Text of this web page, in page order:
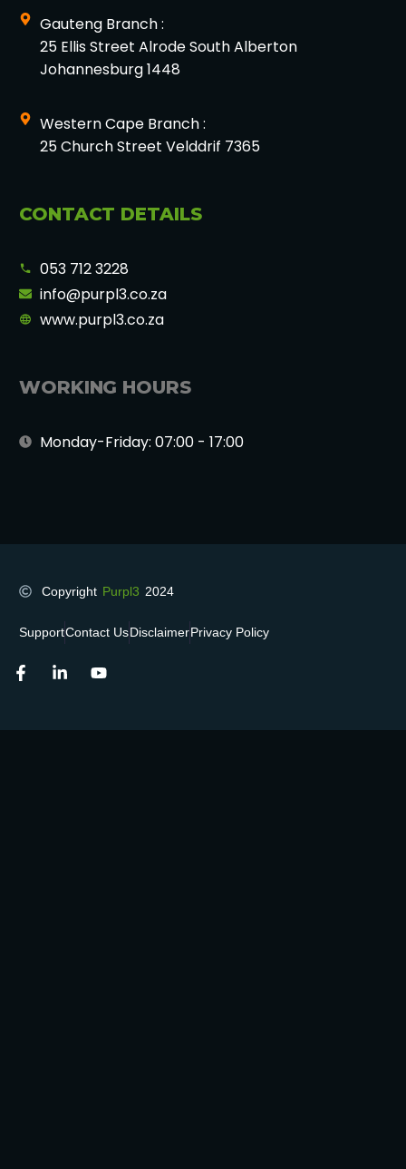
Gauteng Branch :
25 Ellis Street Alrode South Alberton
Johannesburg 1448
Western Cape Branch :
25 Church Street Velddrif 7365
CONTACT DETAILS
053 712 3228
info@purpl3.co.za
www.purpl3.co.za
WORKING HOURS
Monday-Friday: 07:00 - 17:00
Copyright Purpl3 2024
SupportContact UsDisclaimerPrivacy Policy